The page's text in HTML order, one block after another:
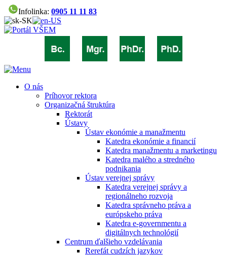
Infolinka: 0905 11 11 83
O nás
Príhovor rektora
Organizačná štruktúra
Rektorát
Ústavy
Ústav ekonómie a manažmentu
Katedra ekonómie a financií
Katedra manažmentu a marketingu
Katedra malého a stredného
podnikania
Ústav verejnej správy
Katedra verejnej správy a
regionálneho rozvoja
Katedra správneho práva a
európskeho práva
Katedra e-governmentu a
digitálnych technológií
Centrum ďalšieho vzdelávania
Rerefát cudzích jazykov